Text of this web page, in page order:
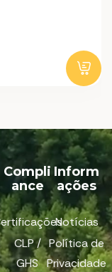
Compli
ance
CLP /
GHS
Inform
ações
Notícias
Política de
Privacidade